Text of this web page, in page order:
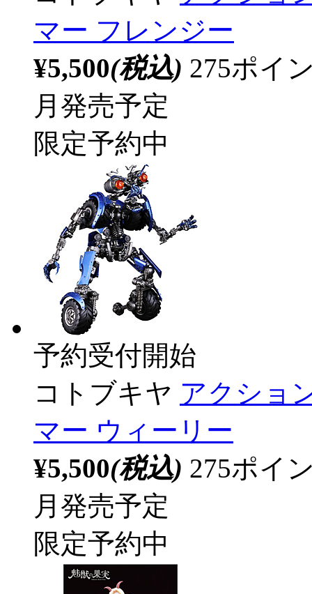
マー フレンジー
¥5,500(税込) 275ポイ
月発売予定
限定予約中
予約受付開始
コトブキヤ アクショ
マー ウィーリー
¥5,500(税込) 275ポイ
月発売予定
限定予約中